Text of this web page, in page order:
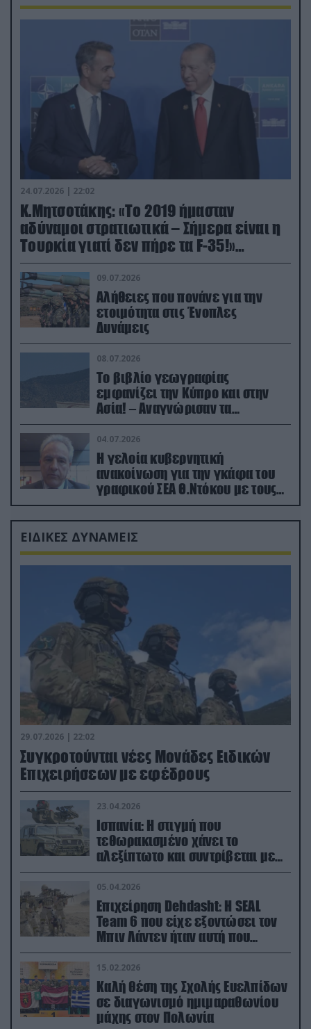
24.07.2026 | 22:02
Κ.Μητσοτάκης: «Το 2019 ήμασταν
αδύναμοι στρατιωτικά – Σήμερα είναι η
Τουρκία γιατί δεν πήρε τα F-35!»
(βίντεο)
09.07.2026
Αλήθειες που πονάνε για την
ετοιμότητα στις Ένοπλες
Δυνάμεις
08.07.2026
Το βιβλίο γεωγραφίας
εμφανίζει την Κύπρο και στην
Ασία! – Αναγνώρισαν τα
κατεχόμενα; (φωτο)
04.07.2026
Η γελοία κυβερνητική
ανακοίνωση για την γκάφα του
γραφικού ΣΕΑ Θ.Ντόκου με τους
Ρώσους φαρσέρ
ΕΙΔΙΚΕΣ ΔΥΝΑΜΕΙΣ
29.07.2026 | 22:02
Συγκροτούνται νέες Μονάδες Ειδικών
Επιχειρήσεων με εφέδρους
23.04.2026
Ισπανία: Η στιγμή που
τεθωρακισμένο χάνει το
αλεξίπτωτο και συντρίβεται με
ορμή στο έδαφος (βίντεο)
05.04.2026
Επιχείρηση Dehdasht: Η SEAL
Team 6 που είχε εξοντώσει τον
Μπιν Λάντεν ήταν αυτή που
διέσωσε τον πιλότο του F-15
15.02.2026
Καλή θέση της Σχολής Ευελπίδων
σε διαγωνισμό ημιμαραθωνίου
μάχης στον Πολωνία